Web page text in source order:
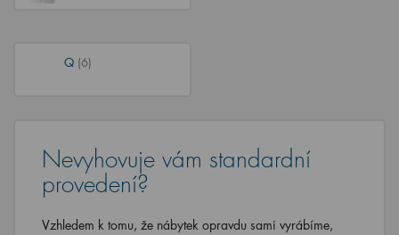
Q (6)
Nevyhovuje vám standardní
provedení?
Vzhledem k tomu, že nábytek opravdu sami vyrábíme,